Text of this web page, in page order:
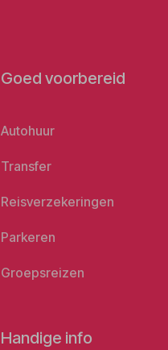
Goed voorbereid
Autohuur
Transfer
Reisverzekeringen
Parkeren
Groepsreizen
Handige info